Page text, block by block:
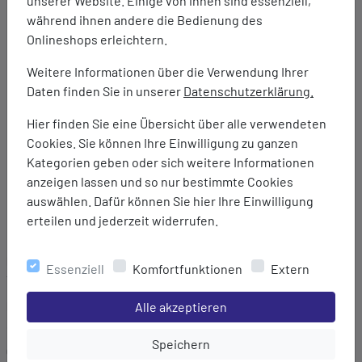
während ihnen andere die Bedienung des
Onlineshops erleichtern.
Weitere Informationen über die Verwendung Ihrer
Daten finden Sie in unserer Datenschutzerklärung.
Hier finden Sie eine Übersicht über alle verwendeten
Cookies. Sie können Ihre Einwilligung zu ganzen
Kategorien geben oder sich weitere Informationen
anzeigen lassen und so nur bestimmte Cookies
auswählen. Dafür können Sie hier Ihre Einwilligung
erteilen und jederzeit widerrufen.
Essenziell Komfortfunktionen Extern
Einstellungen speichern für die Gruppe
Alle akzeptieren
Einstellungen speichern für die
Speichern
3in1 Jacke
Abnehmbare Kapuze
Wasserdichte: 20.000 mm Wassersäule
Atmungsaktivität: 20.000 g/m²/24 Std.
Meshfutter im Rumpf
Frontreißverschluss mit doppelter Regenblende
Weitenregulierung an Taille und Saum
2 Reißverschluss-Hüfttaschen
Brusttasche mit Reißverschluss
Herausnehmbare Innenjacke mit 2 Taschen und
Saumkordelzug
Marke:
81% Polyester/19% Polyurethan (2-Lagen SINGTEX-Laminat)